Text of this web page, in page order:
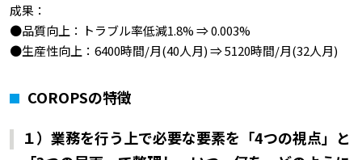
成果：
●品質向上：トラブル率低減1.8% ⇒ 0.003%
●生産性向上：6400時間/月(40人月) ⇒ 5120時間/月(32人月)
COROPSの特徴
１）業務を行う上で必要な要素を「4つの視点」と